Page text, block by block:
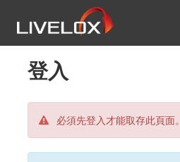
登入
必須先登入才能取存此頁面。